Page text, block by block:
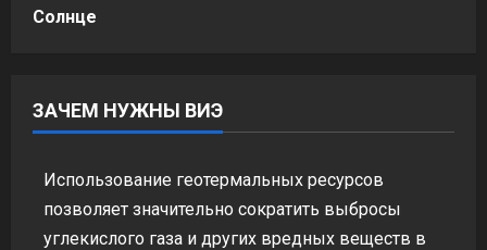
Солнце
ЗАЧЕМ НУЖНЫ ВИЭ
Использование геотермальных ресурсов
позволяет значительно сократить выбросы
углекислого газа и других вредных веществ в